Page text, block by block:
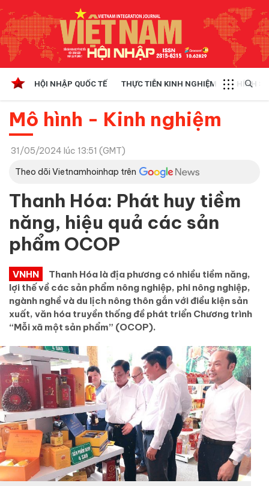
HỘI NHẬP QUỐC TẾ THỰC TIỄN KINH NGHIỆM CHÍNH
Mô hình - Kinh nghiệm
31/05/2024 lúc 13:51 (GMT)
Theo dõi Vietnamhoinhap trên
Thanh Hóa: Phát huy tiềm
năng, hiệu quả các sản
phẩm OCOP
VNHN
Thanh Hóa là địa phương có nhiều tiềm năng,
lợi thế về các sản phẩm nông nghiệp, phi nông nghiệp,
ngành nghề và du lịch nông thôn gắn với điều kiện sản
xuất, văn hóa truyền thống đề phát triển Chương trình
“Mỗi xã một sản phẩm” (OCOP).